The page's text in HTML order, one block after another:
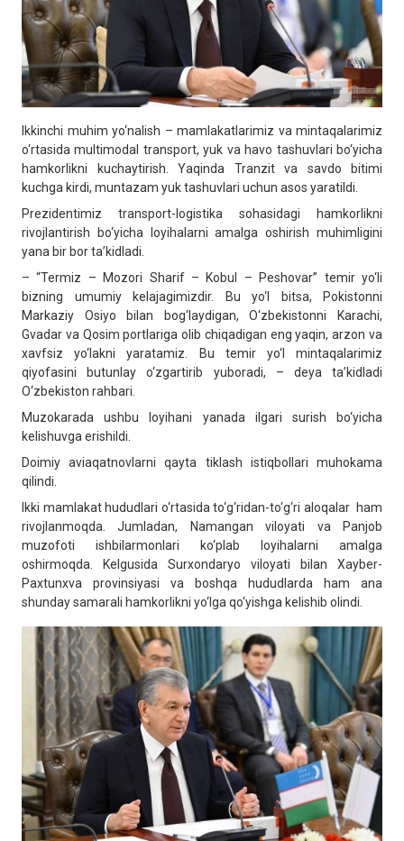
Ikkinchi muhim yo‘nalish – mamlakatlarimiz va mintaqalarimiz
o‘rtasida multimodal transport, yuk va havo tashuvlari bo‘yicha
hamkorlikni kuchaytirish. Yaqinda Tranzit va savdo bitimi
kuchga kirdi, muntazam yuk tashuvlari uchun asos yaratildi.
Prezidentimiz transport-logistika sohasidagi hamkorlikni
rivojlantirish bo‘yicha loyihalarni amalga oshirish muhimligini
yana bir bor ta’kidladi.
– “Termiz – Mozori Sharif – Kobul – Peshovar” temir yo‘li
bizning umumiy kelajagimizdir. Bu yo‘l bitsa, Pokistonni
Markaziy Osiyo bilan bog‘laydigan, O‘zbekistonni Karachi,
Gvadar va Qosim portlariga olib chiqadigan eng yaqin, arzon va
xavfsiz yo‘lakni yaratamiz. Bu temir yo‘l mintaqalarimiz
qiyofasini butunlay o‘zgartirib yuboradi, – deya ta’kidladi
O‘zbekiston rahbari.
Muzokarada ushbu loyihani yanada ilgari surish bo‘yicha
kelishuvga erishildi.
Doimiy aviaqatnovlarni qayta tiklash istiqbollari muhokama
qilindi.
Ikki mamlakat hududlari o‘rtasida to‘g‘ridan-to‘g‘ri aloqalar ham
rivojlanmoqda. Jumladan, Namangan viloyati va Panjob
muzofoti ishbilarmonlari ko‘plab loyihalarni amalga
oshirmoqda. Kelgusida Surxondaryo viloyati bilan Xayber-
Paxtunxva provinsiyasi va boshqa hududlarda ham ana
shunday samarali hamkorlikni yo‘lga qo‘yishga kelishib olindi.